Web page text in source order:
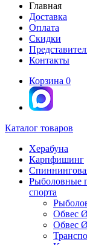
Главная
Доставка
Оплата
Скидки
Контакты
Корзина 0
Каталог товаров
Херабуна
Карпфишинг
Рыболовные
спорта
Обвес
Обвес